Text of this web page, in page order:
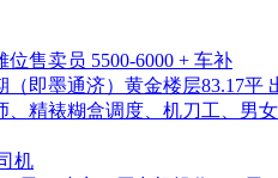
售卖员 5500-6000 + 车补
即墨通济）黄金楼层83.17平
、精裱糊盒调度、机刀工、男
机